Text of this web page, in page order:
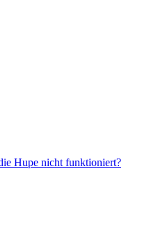
Hupe nicht funktioniert?